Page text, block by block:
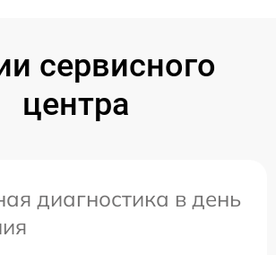
сервисного
центра
диагностика в день